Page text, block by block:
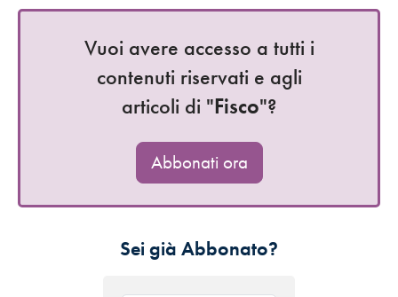
Vuoi avere accesso a tutti i
contenuti riservati e agli
articoli di "Fisco"?
Abbonati ora
Sei già Abbonato?